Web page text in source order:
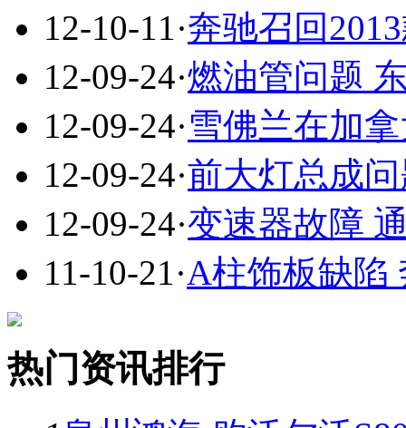
12-10-11·奔驰召回
12-09-24·燃油管问题
12-09-24·雪佛兰在加
12-09-24·前大灯总成
12-09-24·变速器故障
11-10-21·A柱饰板缺陷
热门资讯排行